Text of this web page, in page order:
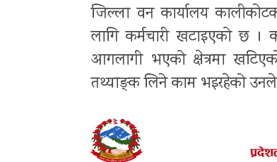
जिल्ला वन कार्यालय
लागि कर्मचारी खटाइएको छ ।
आगलागी भएको क्षेत्रमा
तथ्याङ्क लिने काम भइरहेको